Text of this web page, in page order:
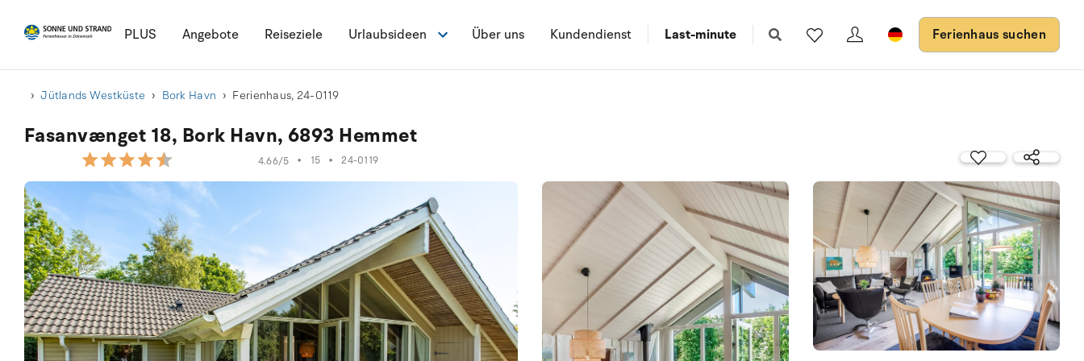
PLUS Angebote Reiseziele Urlaubsideen Über uns Kundendienst Last-minute Ferienhaus suchen
Jütlands Westküste Bork Havn Ferienhaus, 24-0119
Fasanvænget 18, Bork Havn, 6893 Hemmet
4.66/5 • 15 • 24-0119